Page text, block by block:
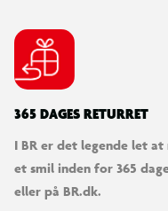
365 DAGES RETURRET
I BR er det legende let
et smil inden for 365
eller på BR.dk.